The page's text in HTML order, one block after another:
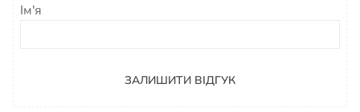
Ім'я
ЗАЛИШИТИ ВІДГУК